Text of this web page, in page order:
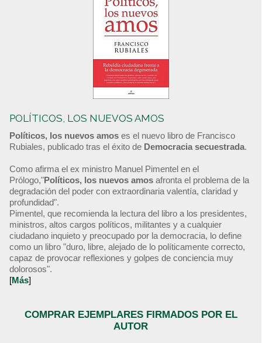
POLÍTICOS, LOS NUEVOS AMOS
Políticos, los nuevos amos es el nuevo libro de Francisco
Rubiales, publicado tras el éxito de Democracia secuestrada.
Como afirma el ex ministro Manuel Pimentel en el
Prólogo,"Políticos, los nuevos amos afronta el problema de la
degradación del poder con extraordinaria valentía, claridad y
profundidad".
Pimentel, que recomienda la lectura del libro a los presidentes,
ministros, altos cargos políticos, militantes y a cualquier
ciudadano inquieto y preocupado por la democracia, lo define
como un libro "duro, libre, alejado de lo políticamente correcto,
capaz de provocar reflexiones y golpes de conciencia muy
dolorosos".
[Más]
COMPRAR EJEMPLARES FIRMADOS POR EL
AUTOR